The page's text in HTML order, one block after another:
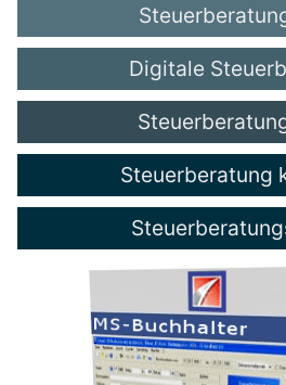
Digitale
Steuerberatung